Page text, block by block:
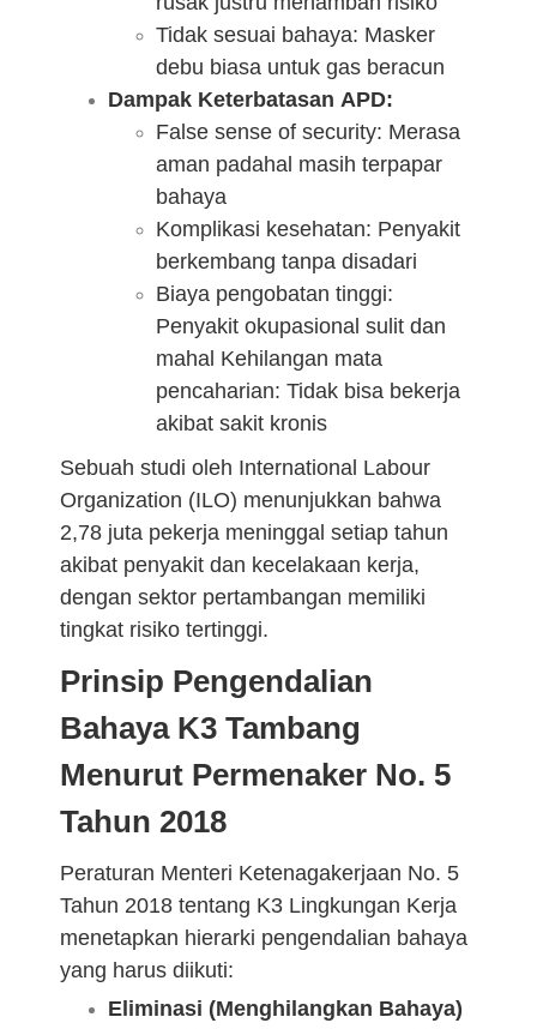
Tidak sesuai bahaya: Masker
debu biasa untuk gas beracun
Dampak Keterbatasan APD:
False sense of security: Merasa
aman padahal masih terpapar
bahaya
Komplikasi kesehatan: Penyakit
berkembang tanpa disadari
Biaya pengobatan tinggi:
Penyakit okupasional sulit dan
mahal Kehilangan mata
pencaharian: Tidak bisa bekerja
akibat sakit kronis
Sebuah studi oleh International Labour
Organization (ILO) menunjukkan bahwa
2,78 juta pekerja meninggal setiap tahun
akibat penyakit dan kecelakaan kerja,
dengan sektor pertambangan memiliki
tingkat risiko tertinggi.
Prinsip Pengendalian
Bahaya K3 Tambang
Menurut Permenaker No. 5
Tahun 2018
Peraturan Menteri Ketenagakerjaan No. 5
Tahun 2018 tentang K3 Lingkungan Kerja
menetapkan hierarki pengendalian bahaya
yang harus diikuti:
Eliminasi (Menghilangkan Bahaya)